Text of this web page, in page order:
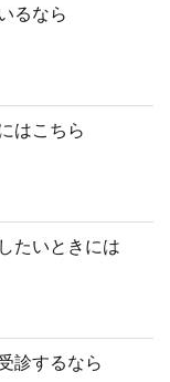
るなら
はこちら
たいときには
診するなら